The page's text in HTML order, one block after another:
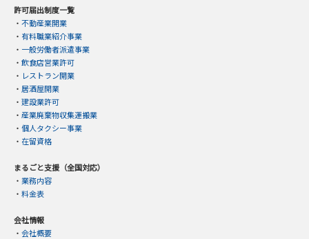
許可届出制度一覧
・ 不動産業開業
・ 有料職業紹介事業
・ 一般労働者派遣事業
・ 飲食店営業許可
・ レストラン開業
・ 居酒屋開業
・ 建設業許可
・ 産業廃棄物収集運搬業
・ 個人タクシー事業
・ 在留資格
まるごと支援（全国対応）
・ 業務内容
・ 料金表
会社情報
・ 会社概要